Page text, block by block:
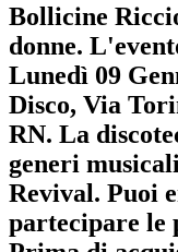
Bollicine
donne.
Lunedì 09
Disco, Via
RN. La
generi
Revival. Puoi
partecipare le